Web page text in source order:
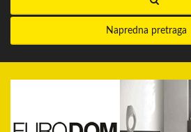
Napredna pretraga